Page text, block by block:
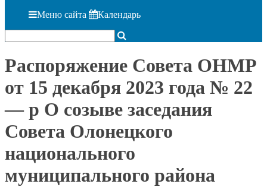
Меню сайта Календарь
Распоряжение Совета ОНМР
от 15 декабря 2023 года № 22
— р О созыве заседания
Совета Олонецкого
национального
муниципального района